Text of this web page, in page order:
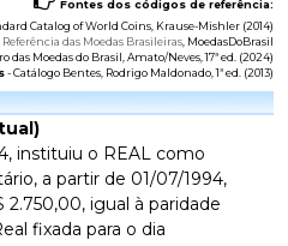
Fontes dos códigos de referência:
Catalog of World Coins , Krause-Mishler (2014)
Referência das Moedas Brasileiras , MoedasDoBrasil
das Moedas do Brasil , Amato/Neves, 17ª ed. (2024)
-Catálogo Bentes , Rodrigo Maldonado, 1ª ed. (2013)
instituiu o REAL como
a partir de 01/07/1994,
igual à paridade
fixada para o dia